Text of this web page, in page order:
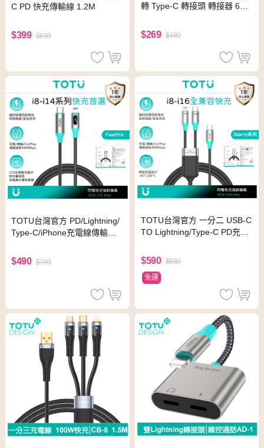
C PD 快充傳輸線 1.2M
$399 $690
轉 Type-C 轉接頭 轉接器 60W
$269 $480
TOTU台灣官方 PD/Lightning/
Type-C/iPhone充電線傳輸線
tPro系列 1.2M
$490 $780
TOTU台灣官方 一分二 USB-C
TO Lightning/Type-C PD充電
2M
$590 $880
免運